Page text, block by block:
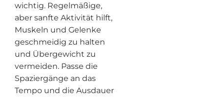
wichtig. Regelmäßige,
aber sanfte Aktivität hilft,
Muskeln und Gelenke
geschmeidig zu halten
und Übergewicht zu
vermeiden. Passe die
Spaziergänge an das
Tempo und die Ausdauer